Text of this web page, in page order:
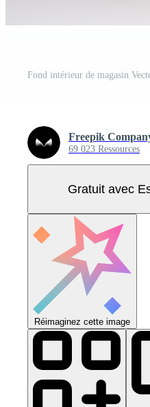
Fond intérieur de magasin
Freepik
69 023 Ressources
Gratuit avec
Réimaginez cette image